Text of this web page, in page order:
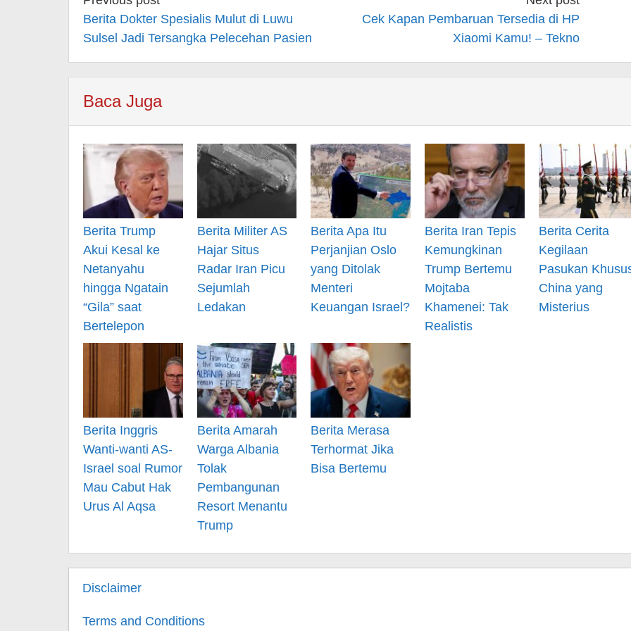
navigation
Berita Dokter Spesialis Mulut di Luwu
Sulsel Jadi Tersangka Pelecehan Pasien
Cek Kapan Pembaruan Tersedia di HP
Xiaomi Kamu! – Tekno
Baca Juga
Berita Trump
Akui Kesal ke
Netanyahu
hingga Ngatain
“Gila” saat
Bertelepon
Berita Militer AS
Hajar Situs
Radar Iran Picu
Sejumlah
Ledakan
Berita Apa Itu
Perjanjian Oslo
yang Ditolak
Menteri
Keuangan Israel?
Berita Iran Tepis
Kemungkinan
Trump Bertemu
Mojtaba
Khamenei: Tak
Realistis
Berita Cerita
Kegilaan
Pasukan
China yang
Misterius
Berita Inggris
Wanti-wanti AS-
Israel soal Rumor
Mau Cabut Hak
Urus Al Aqsa
Berita Amarah
Warga Albania
Tolak
Pembangunan
Resort Menantu
Trump
Berita Merasa
Terhormat Jika
Bisa Bertemu
Disclaimer
Terms and Conditions